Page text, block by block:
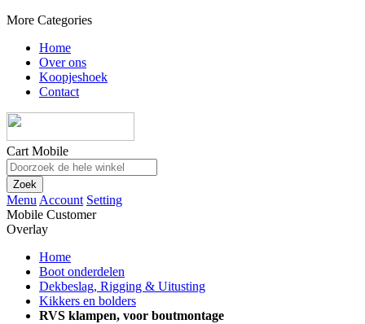
More Categories
Home
Over ons
Koopjeshoek
Contact
Cart Mobile
Zoek
Menu Account Setting
Mobile Customer
Overlay
Home
Boot onderdelen
Dekbeslag, Rigging & Uitusting
Kikkers en bolders
RVS klampen, voor boutmontage